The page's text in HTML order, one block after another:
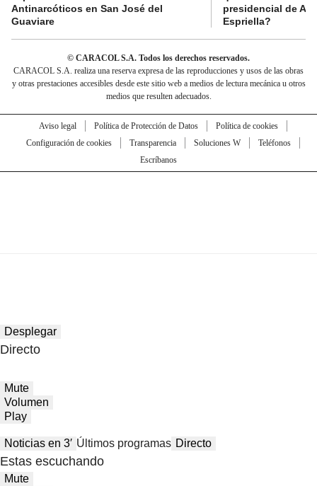
Antinarcóticos en San José del
Guaviare
presidencial de
Espriella?
© CARACOL S.A. Todos los derechos reservados.
CARACOL S.A. realiza una reserva expresa de las reproducciones y usos de las obras
y otras prestaciones accesibles desde este sitio web a medios de lectura mecánica u otros
medios que resulten adecuados.
Aviso legal Política de Protección de Datos
Política de cookies
Configuración de cookies
Transparencia Soluciones W
Teléfonos
Escríbanos
Desplegar
Directo
Mute
Volumen
Play
Noticias en 3′ Últimos programas Directo
Estas escuchando
Mute